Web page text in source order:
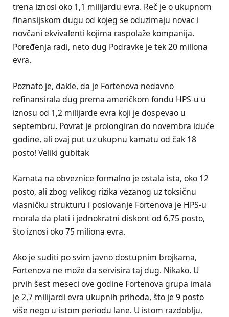
trena iznosi oko 1,1 milijardu evra. Reč je o ukupnom
finansijskom dugu od kojeg se oduzimaju novac i
novčani ekvivalenti kojima raspolaže kompanija.
Poređenja radi, neto dug Podravke je tek 20 miliona
evra.
Poznato je, dakle, da je Fortenova nedavno
refinansirala dug prema američkom fondu HPS-u u
iznosu od 1,2 milijarde evra koji je dospevao u
septembru. Povrat je prolongiran do novembra iduće
godine, ali ovaj put uz ukupnu kamatu od čak 18
posto! Veliki gubitak
Kamata na obveznice formalno je ostala ista, oko 12
posto, ali zbog velikog rizika vezanog uz toksičnu
vlasničku strukturu i poslovanje Fortenova je HPS-u
morala da plati i jednokratni diskont od 6,75 posto,
što iznosi oko 75 miliona evra.
Ako je suditi po svim javno dostupnim brojkama,
Fortenova ne može da servisira taj dug. Nikako. U
prvih šest meseci ove godine Fortenova grupa imala
je 2,7 milijardi evra ukupnih prihoda, što je 9 posto
više nego u istom periodu lane. U istom razdoblju,